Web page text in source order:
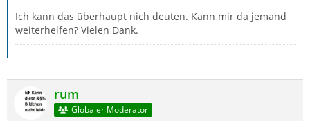
Ich kann das überhaupt nich deuten. Kann mir da jemand
weiterhelfen? Vielen Dank.
rum
Globaler Moderator